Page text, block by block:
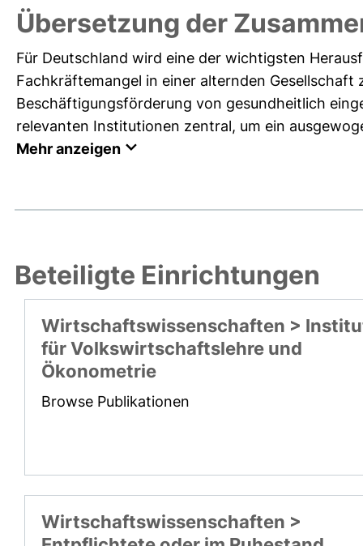
Übersetzung der
Für Deutschland wird eine der wichtigsten
Fachkräftemangel in einer alternden
Beschäftigungsförderung von gesundheitlich
relevanten Institutionen zentral, um ein
Mehr anzeigen
Beteiligte Einrichtungen
Wirtschaftswissenschaften >
für Volkswirtschaftslehre und
Ökonometrie
Browse Publikationen
Wirtschaftswissenschaften >